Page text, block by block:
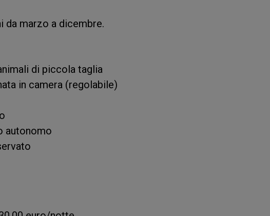
da marzo a dicembre.
di piccola taglia
in camera (regolabile)
autonomo